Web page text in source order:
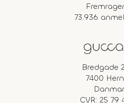
73.936
Bredgade
7400
CVR: 25 79